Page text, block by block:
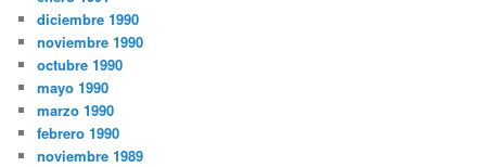
diciembre 1990
noviembre 1990
octubre 1990
mayo 1990
marzo 1990
febrero 1990
noviembre 1989